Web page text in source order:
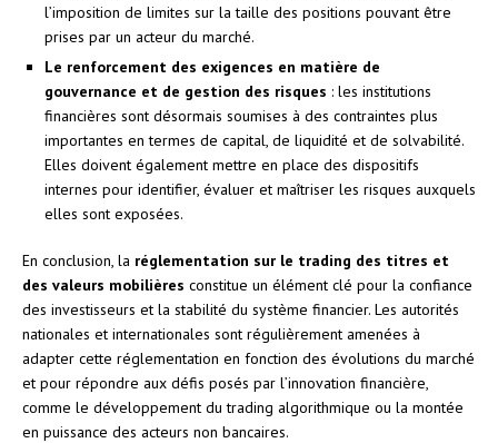
l’imposition de limites sur la taille des positions pouvant être
prises par un acteur du marché.
Le renforcement des exigences en matière de
gouvernance et de gestion des risques : les institutions
financières sont désormais soumises à des contraintes plus
importantes en termes de capital, de liquidité et de solvabilité.
Elles doivent également mettre en place des dispositifs
internes pour identifier, évaluer et maîtriser les risques auxquels
elles sont exposées.
En conclusion, la réglementation sur le trading des titres et
des valeurs mobilières constitue un élément clé pour la confiance
des investisseurs et la stabilité du système financier. Les autorités
nationales et internationales sont régulièrement amenées à
adapter cette réglementation en fonction des évolutions du marché
et pour répondre aux défis posés par l’innovation financière,
comme le développement du trading algorithmique ou la montée
en puissance des acteurs non bancaires.